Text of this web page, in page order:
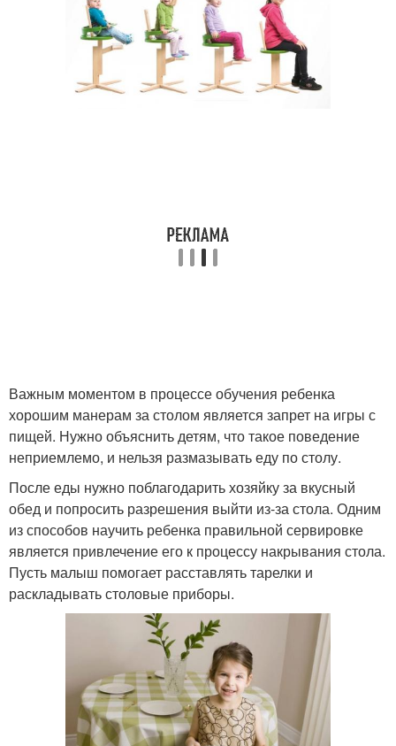
Важным моментом в процессе обучения ребенка
хорошим манерам за столом является запрет на игры с
пищей. Нужно объяснить детям, что такое поведение
неприемлемо, и нельзя размазывать еду по столу.
После еды нужно поблагодарить хозяйку за вкусный
обед и попросить разрешения выйти из-за стола. Одним
из способов научить ребенка правильной сервировке
является привлечение его к процессу накрывания стола.
Пусть малыш помогает расставлять тарелки и
раскладывать столовые приборы.